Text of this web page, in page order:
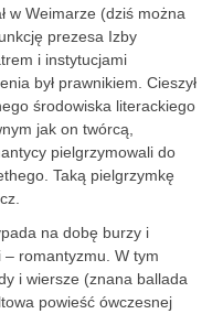
w Weimarze (dziś można
prezesa Izby
i instytucjami
był prawnikiem. Cieszył
środowiska literackiego
jak on twórcą,
pielgrzymowali do
Taką pielgrzymkę
na dobę burzy i
romantyzmu. W tym
i wiersze (znana ballada
powieść ówczesnej